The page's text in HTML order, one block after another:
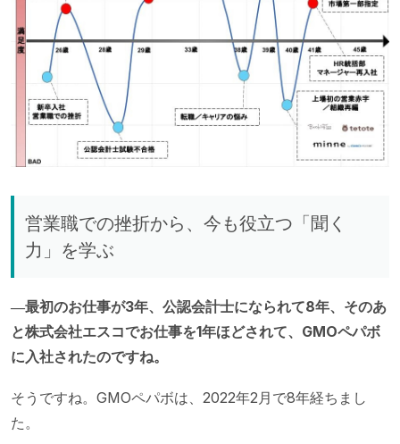
営業職での挫折から、今も役立つ「聞く
力」を学ぶ
―最初のお仕事が3年、公認会計士になられて8年、そのあ
と株式会社エスコでお仕事を1年ほどされて、GMOペパボ
に入社されたのですね。
そうですね。GMOペパボは、2022年2月で8年経ちまし
た。